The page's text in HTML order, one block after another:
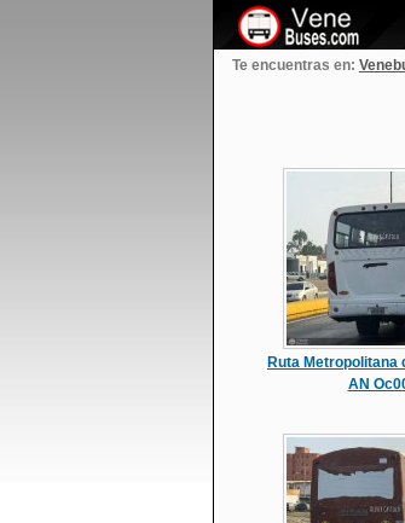
Te encuentras en:
Ruta Metropolitana
AN